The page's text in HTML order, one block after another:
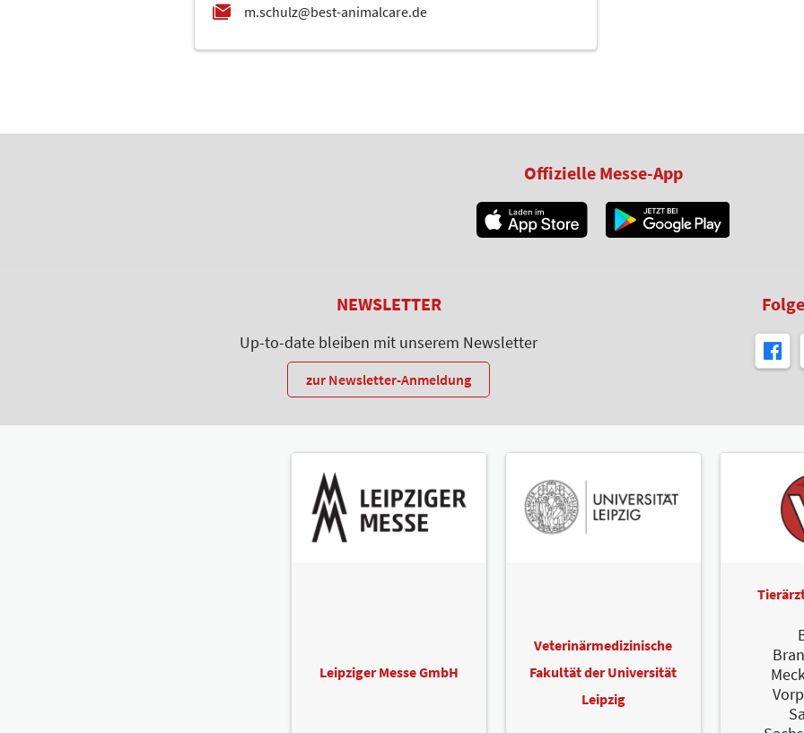
Offizielle Messe-App
NEWSLETTER
Up-to-date bleiben mit unserem Newsletter
zur Newsletter-Anmeldung
Leipziger Messe GmbH
Veterinärmedizinische
Fakultät der Universität
Leipzig